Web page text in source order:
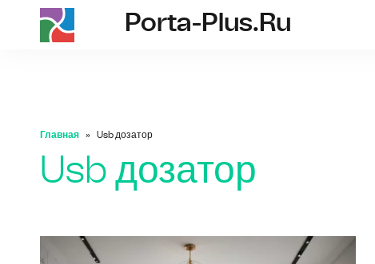
porta-plus.ru
Porta-Plus.ru
Главная Usb дозатор
Usb дозатор